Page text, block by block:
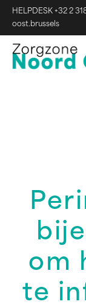
HELPDESK +32 2
oost.brussels
om
te